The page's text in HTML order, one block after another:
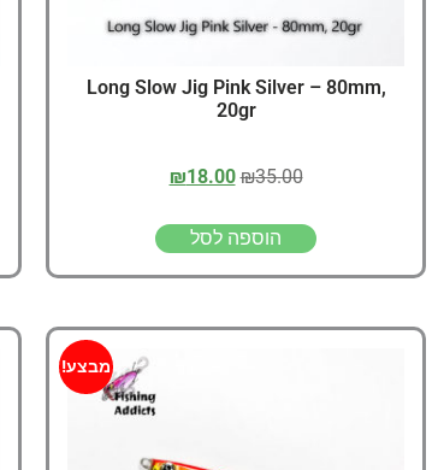
Long Slow Jig Pink Silver – 80mm,
20gr
₪35.00
₪18.00
הוספה לסל
מבצע!